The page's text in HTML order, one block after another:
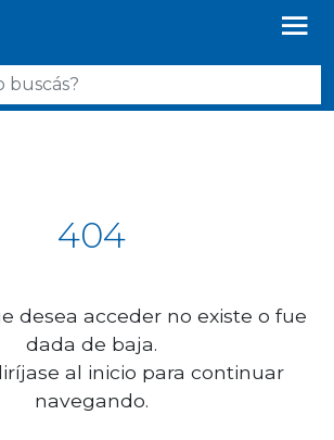
404
desea acceder no existe o fue
dada de baja.
al inicio para continuar
navegando.